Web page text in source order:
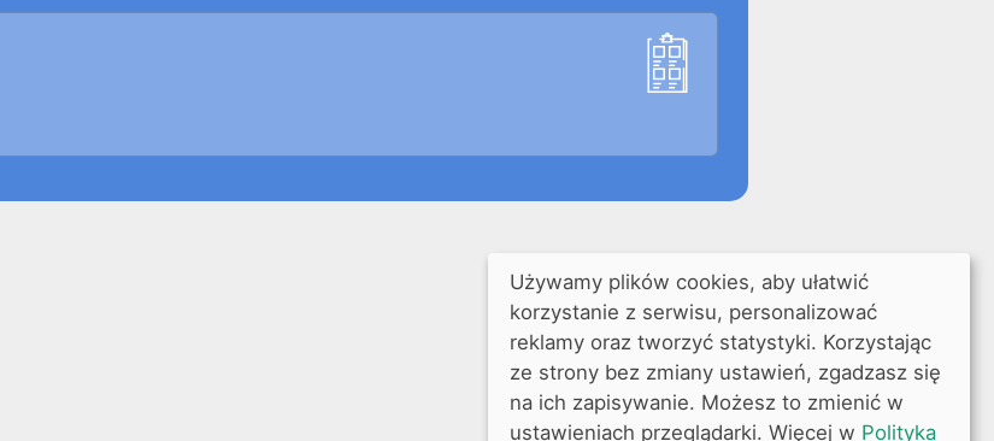
Używamy plików cookies, aby ułatwić
korzystanie z serwisu, personalizować
reklamy oraz tworzyć statystyki. Korzystając
ze strony bez zmiany ustawień, zgadzasz się
na ich zapisywanie. Możesz to zmienić w
ustawieniach przeglądarki. Więcej w Polityka